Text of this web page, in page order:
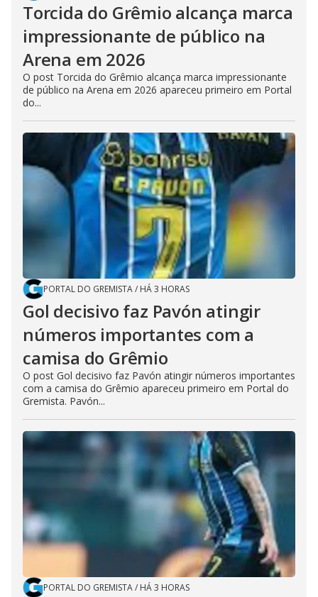
Torcida do Grêmio alcança marca
impressionante de público na
Arena em 2026
O post Torcida do Grêmio alcança marca impressionante
de público na Arena em 2026 apareceu primeiro em Portal
do...
PORTAL DO GREMISTA/ HÁ 3 HORAS
Gol decisivo faz Pavón atingir
números importantes com a
camisa do Grêmio
O post Gol decisivo faz Pavón atingir números importantes
com a camisa do Grêmio apareceu primeiro em Portal do
Gremista. Pavón...
PORTAL DO GREMISTA/ HÁ 3 HORAS